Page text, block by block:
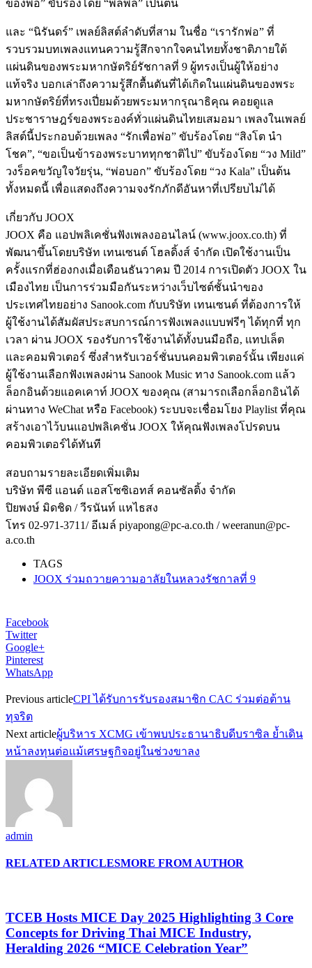
ของพ่อ” ขับร้องโดย “พลพล” เป็นต้น
และ “นิรันดร์” เพลย์ลิสต์ลำดับที่สาม ในชื่อ “เรารักพ่อ” ที่
รวบรวมบทเพลงแทนความรู้สึกจากใจคนไทยทั้งชาติภายใต้
แผ่นดินของพระมหากษัตริย์รัชกาลที่ 9 ผู้ทรงเป็นผู้ให้อย่าง
แท้จริง บอกเล่าถึงความรู้สึกตื้นตันที่ได้เกิดในแผ่นดินของพระ
มหากษัตริย์ที่ทรงเปี่ยมด้วยพระมหากรุณาธิคุณ คอยดูแล
ประชาราษฎร์ของพระองค์ทั่วแผ่นดินไทยเสมอมา เพลงในเพลย์
ลิสต์นี้ประกอบด้วยเพลง “รักเพื่อพ่อ” ขับร้องโดย “สิงโต นำ
โชค”, “ขอเป็นข้ารองพระบาททุกชาติไป” ขับร้องโดย “วง Mild”
วงร็อคขวัญใจวัยรุ่น, “พ่อบอก” ขับร้องโดย “วง Kala” เป็นต้น
ทั้งหมดนี้ เพื่อแสดงถึงความจงรักภักดีอันหาที่เปรียบไม่ได้
เกี่ยวกับ JOOX
JOOX คือ แอปพลิเคชั่นฟังเพลงออนไลน์ (www.joox.co.th) ที่
พัฒนาขึ้นโดยบริษัท เทนเซนต์ โฮลดิ้งส์ จำกัด เปิดใช้งานเป็น
ครั้งแรกที่ฮ่องกงเมื่อเดือนธันวาคม ปี 2014 การเปิดตัว JOOX ใน
เมืองไทย เป็นการร่วมมือกันระหว่างเว็บไซต์ชั้นนำของ
ประเทศไทยอย่าง Sanook.com กับบริษัท เทนเซนต์ ที่ต้องการให้
ผู้ใช้งานได้สัมผัสประสบการณ์การฟังเพลงแบบฟรีๆ ได้ทุกที่ ทุก
เวลา ผ่าน JOOX รองรับการใช้งานได้ทั้งบนมือถือ, แทปเล็ต
และคอมพิวเตอร์ ซึ่งสำหรับเวอร์ชั่นบนคอมพิวเตอร์นั้น เพียงแค่
ผู้ใช้งานเลือกฟังเพลงผ่าน Sanook Music ทาง Sanook.com แล้ว
ล็อกอินด้วยแอคเคาท์ JOOX ของคุณ (สามารถเลือกล็อกอินได้
ผ่านทาง WeChat หรือ Facebook) ระบบจะเชื่อมโยง Playlist ที่คุณ
สร้างเอาไว้บนแอปพลิเคชั่น JOOX ให้คุณฟังเพลงโปรดบน
คอมพิวเตอร์ได้ทันที
สอบถามรายละเอียดเพิ่มเติม
บริษัท พีซี แอนด์ แอสโซซิเอทส์ คอนซัลติ้ง จำกัด
ปิยพงษ์ มิดชิด / วีรนันท์ แหไธสง
โทร 02-971-3711/ อีเมล์ piyapong@pc-a.co.th / weeranun@pc-
a.co.th
TAGS
JOOX ร่วมถวายความอาลัยในหลวงรัชกาลที่ 9
Facebook
Twitter
Google+
Pinterest
WhatsApp
Previous articleCPI ได้รับการรับรองสมาชิก CAC ร่วมต่อต้าน
ทุจริต
Next articleผู้บริหาร XCMG เข้าพบประธานาธิบดีบราซิล ย้ำเดิน
หน้าลงทุนต่อแม้เศรษฐกิจอยู่ในช่วงขาลง
admin
RELATED ARTICLESMORE FROM AUTHOR
TCEB Hosts MICE Day 2025 Highlighting 3 Core
Concepts for Driving Thai MICE Industry,
Heralding 2026 “MICE Celebration Year”